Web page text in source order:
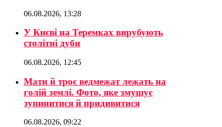
06.08.2026, 13:28
У Києві на Теремках вирубують
столітні дуби
06.08.2026, 12:45
Мати й троє ведмежат лежать на
голій землі. Фото, яке змушує
зупинитися й придивитися
06.08.2026, 09:22